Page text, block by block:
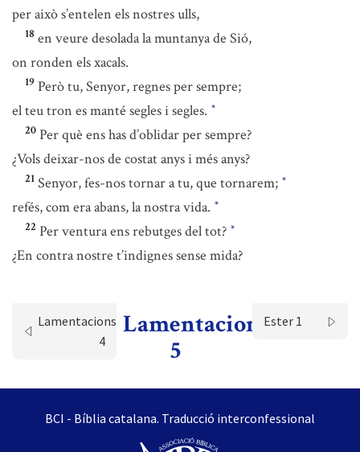
per això s’entelen els nostres ulls,
18 en veure desolada la muntanya de Sió,
on ronden els xacals.
19 Però tu, Senyor, regnes per sempre;
el teu tron es manté segles i segles. *
20 Per què ens has d’oblidar per sempre?
¿Vols deixar-nos de costat anys i més anys?
21 Senyor, fes-nos tornar a tu, que tornarem; *
refés, com era abans, la nostra vida. *
22 Per ventura ens rebutges del tot? *
¿En contra nostre t’indignes sense mida?
Lamentacions
4
Lamentacions
5
Ester 1
BCI - Bíblia catalana. Traducció interconfessional